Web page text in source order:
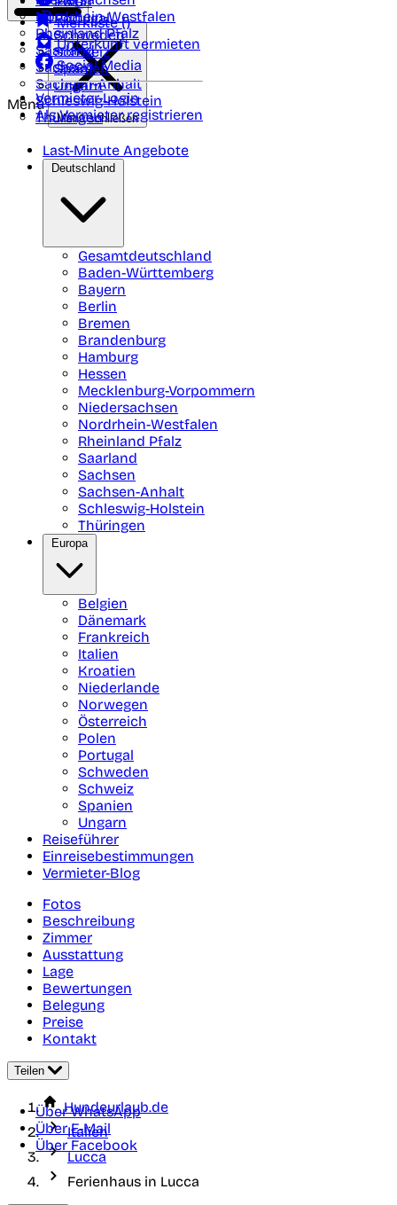
Nordrhein-Westfalen
Rheinland Pfalz
Saarland
Sachsen
Sachsen-Anhalt
Schleswig-Holstein
Thüringen
Portugal
Schweden
Schweiz
Spanien
Ungarn
Merkliste ()
Unterkunft vermieten
Social Media
Vermieter-Login
Als Vermieter registrieren
Menü
Menü schließen
Last-Minute Angebote
Deutschland
Gesamtdeutschland
Baden-Württemberg
Bayern
Berlin
Bremen
Brandenburg
Hamburg
Hessen
Mecklenburg-Vorpommern
Niedersachsen
Nordrhein-Westfalen
Rheinland Pfalz
Saarland
Sachsen
Sachsen-Anhalt
Schleswig-Holstein
Thüringen
Europa
Belgien
Dänemark
Frankreich
Italien
Kroatien
Niederlande
Norwegen
Österreich
Polen
Portugal
Schweden
Schweiz
Spanien
Ungarn
Reiseführer
Einreisebestimmungen
Vermieter-Blog
Fotos
Beschreibung
Zimmer
Ausstattung
Lage
Bewertungen
Belegung
Preise
Kontakt
Teilen
Über WhatsApp
Über E-Mail
Über Facebook
Hundeurlaub.de
Italien
Lucca
Ferienhaus in Lucca